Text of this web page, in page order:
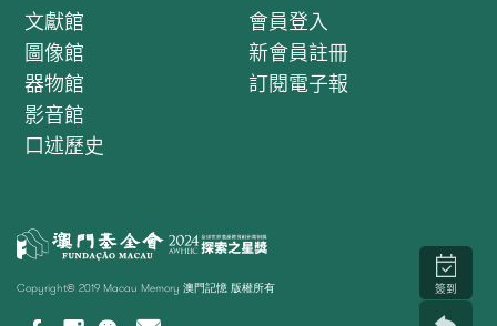
文獻館
圖像館
器物館
影音館
口述歷史
會員登入
新會員註冊
訂閱電子報
Copyright© 2019 Macau Memory 澳門記憶 版權所有 簽到